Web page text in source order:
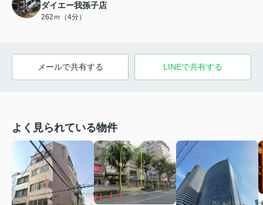
ダイエー我孫子店
262ｍ（4分）
メールで共有する LINEで共有する
よく見られている物件